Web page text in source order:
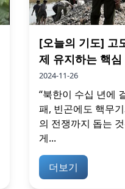
[오늘의 기도] 고
제 유지하는 핵심
2024-11-26
“북한이 수십 년에
패, 빈곤에도 핵무
의 전쟁까지 돕는
게...
더보기